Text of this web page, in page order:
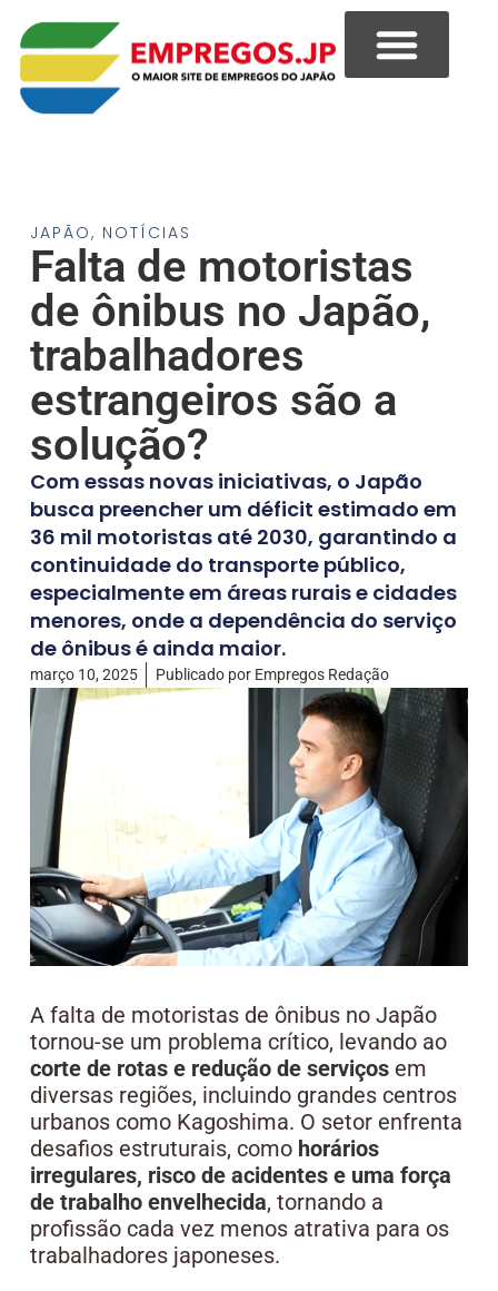
JAPÃO, NOTÍCIAS
Falta de motoristas
de ônibus no Japão,
trabalhadores
estrangeiros são a
solução?
Com essas novas iniciativas, o Japão
busca preencher um déficit estimado em
36 mil motoristas até 2030, garantindo a
continuidade do transporte público,
especialmente em áreas rurais e cidades
menores, onde a dependência do serviço
de ônibus é ainda maior.
março 10, 2025 Publicado porEmpregos Redação
A falta de motoristas de ônibus no Japão
tornou-se um problema crítico, levando ao
corte de rotas e redução de serviçosem
diversas regiões, incluindo grandes centros
urbanos como Kagoshima. O setor enfrenta
desafios estruturais, como horários
irregulares, risco de acidentes e uma força
de trabalho envelhecida, tornando a
profissão cada vez menos atrativa para os
trabalhadores japoneses.